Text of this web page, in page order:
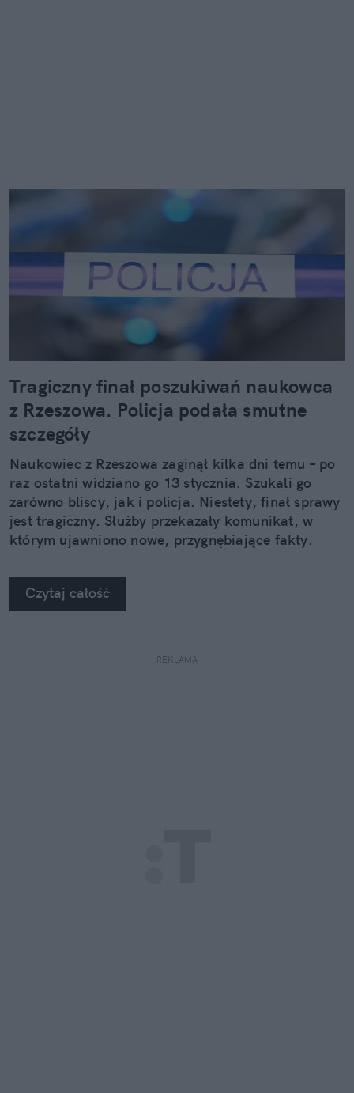
Tragiczny finał poszukiwań naukowca
z Rzeszowa. Policja podała smutne
szczegóły
Naukowiec z Rzeszowa zaginął kilka dni temu – po
raz ostatni widziano go 13 stycznia. Szukali go
zarówno bliscy, jak i policja. Niestety, finał sprawy
jest tragiczny. Służby przekazały komunikat, w
którym ujawniono nowe, przygnębiające fakty.
Czytaj całość
REKLAMA